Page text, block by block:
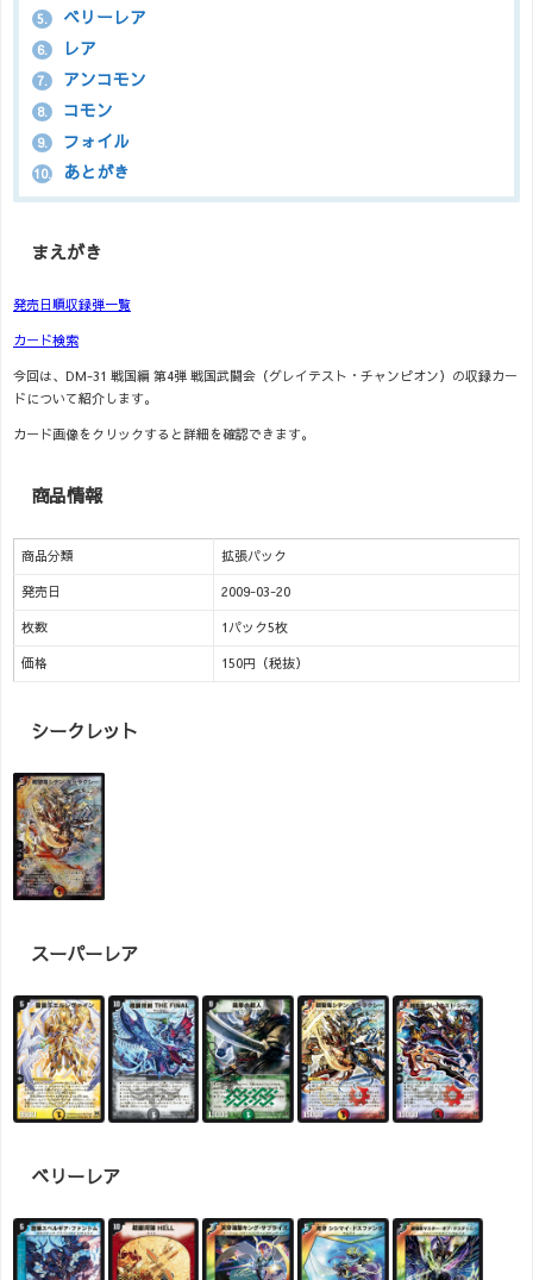
5. ベリーレア
6. レア
7. アンコモン
8. コモン
9. フォイル
10. あとがき
まえがき
発売日順収録弾一覧
カード検索
今回は、DM-31 戦国編 第4弾 戦国武闘会（グレイテスト・チャンピオン）の収録カー
ドについて紹介します。
カード画像をクリックすると詳細を確認できます。
商品情報
商品分類 拡張パック
発売日 2009-03-20
枚数 1パック5枚
価格 150円（税抜）
シークレット
スーパーレア
ベリーレア